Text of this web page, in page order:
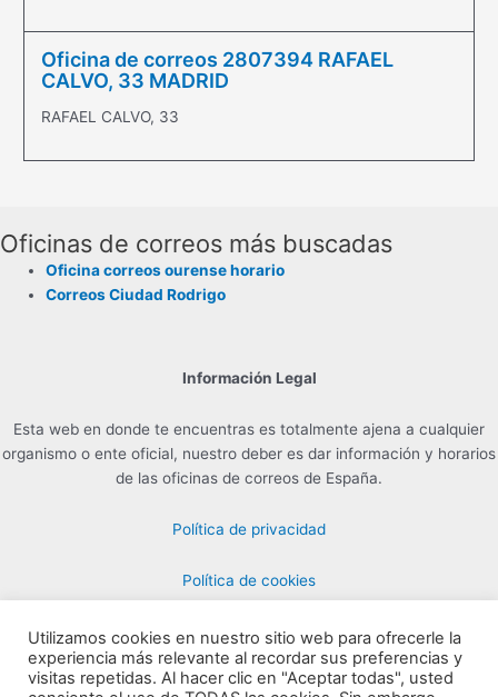
Oficina de correos 2807394 RAFAEL
CALVO, 33 MADRID
RAFAEL CALVO, 33
Oficinas de correos más buscadas
Oficina correos ourense horario
Correos Ciudad Rodrigo
Información Legal
Esta web en donde te encuentras es totalmente ajena a cualquier
organismo o ente oficial, nuestro deber es dar información y horarios
de las oficinas de correos de España.
Política de privacidad
Política de cookies
Contacto para Publicidad en info@horarioscorreos.com
Copyright © 2026 Horarios de las Oficinas de Correos | Creada por
Utilizamos cookies en nuestro sitio web para ofrecerle la
experiencia más relevante al recordar sus preferencias y
visitas repetidas. Al hacer clic en "Aceptar todas", usted